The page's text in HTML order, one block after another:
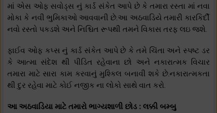
માં એસ ઓફ સવોડ્સ નું કાર્ડ સંકેત આપે છે કે તમારા રસ્તા માં નવા
મોકા કે નવી ભુમિકાઓ આવવાની છે.આ અઠવાડિયે તમારી કારકિર્દી
નવો રસ્તો પકડશે અને નિશ્ચિત રૂપથી તમને વિકાસ તરફ લઇ જશે.
ફાઈવ ઓફ કપ્સ નું કાર્ડ સંકેત આપે છે કે તમે ચિંતા અને સ્પષ્ટ ડર
કે આત્મા સંદેશ થી પીડિત રહેવાના છો અને નકારાત્મક વિચાર
તમારા માટે સારા કામ કરવાનું મુશ્કિલ બનાવી શકે છે.નકારાત્મકતા
થી દુર રહેવા માટે કોઈ નજીક ના લોકો સાથે વાત કરો.
આ અઠવાડિયા માટે તમારો ભાગ્યશાળી છોડ : લક્કી બમ્બુ